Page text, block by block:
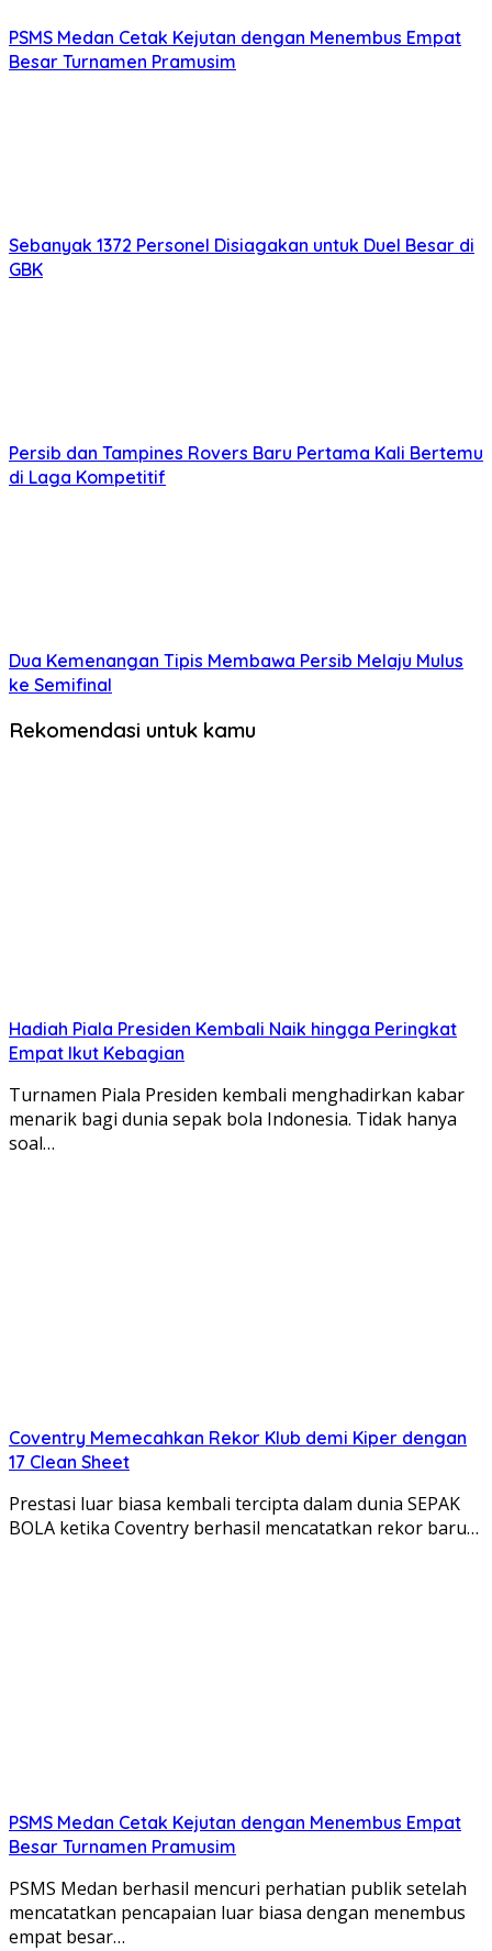
PSMS Medan Cetak Kejutan dengan Menembus Empat
Besar Turnamen Pramusim
Sebanyak 1372 Personel Disiagakan untuk Duel Besar di
GBK
Persib dan Tampines Rovers Baru Pertama Kali Bertemu
di Laga Kompetitif
Dua Kemenangan Tipis Membawa Persib Melaju Mulus
ke Semifinal
Rekomendasi untuk kamu
Hadiah Piala Presiden Kembali Naik hingga Peringkat
Empat Ikut Kebagian
Turnamen Piala Presiden kembali menghadirkan kabar
menarik bagi dunia sepak bola Indonesia. Tidak hanya
soal…
Coventry Memecahkan Rekor Klub demi Kiper dengan
17 Clean Sheet
Prestasi luar biasa kembali tercipta dalam dunia SEPAK
BOLA ketika Coventry berhasil mencatatkan rekor baru…
PSMS Medan Cetak Kejutan dengan Menembus Empat
Besar Turnamen Pramusim
PSMS Medan berhasil mencuri perhatian publik setelah
mencatatkan pencapaian luar biasa dengan menembus
empat besar…